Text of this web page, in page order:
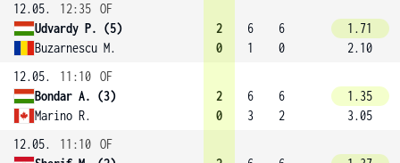
12.05.
12:35 OF
Udvardy P. (5)
Buzarnescu M.
2
0
6
1
6
0
1.71
2.10
12.05.
11:10 OF
Bondar A. (3)
Marino R.
2
0
6
3
6
2
1.35
3.05
12.05.
11:10 OF